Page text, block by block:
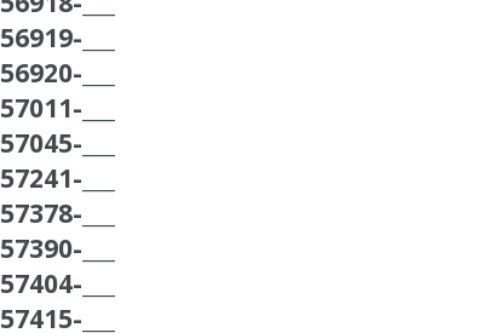
56919-___
56920-___
57011-___
57045-___
57241-___
57378-___
57390-___
57404-___
57415-___